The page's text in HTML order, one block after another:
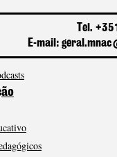
Tel.
E-mail: